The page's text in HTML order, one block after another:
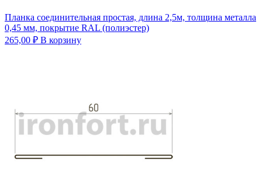
Планка соединительная простая, длина 2,5м, толщина металла
0,45 мм, покрытие RAL (полиэстер)
265,00 ₽ В корзину